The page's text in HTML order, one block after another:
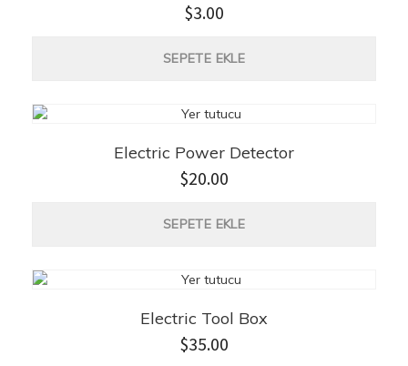
$3.00
SEPETE EKLE
Electric Power Detector
$20.00
SEPETE EKLE
Electric Tool Box
$35.00